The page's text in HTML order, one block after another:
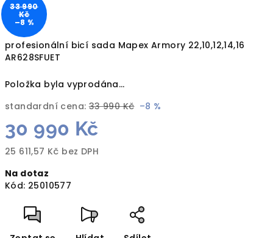
profesionální bicí sada Mapex Armory 22,10,12,14,16
AR628SFUET
Položka byla vyprodána…
standardní cena: 33 990 Kč –8 %
30 990 Kč
25 611,57 Kč bez DPH
cena:
Na dotaz
Kód: 25010577
33 990
Kč
–8 %